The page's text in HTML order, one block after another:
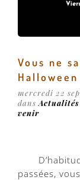
Vous ne
Halloween
mercredi 22
dans
venir
passées,